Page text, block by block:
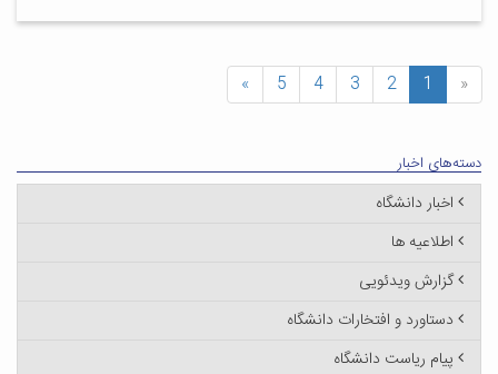
«
1
2
3
4
5
»
دسته‌های اخبار
اخبار دانشگاه
اطلاعیه ها
گزارش ویدئویی
دستاورد و افتخارات دانشگاه
پیام ریاست دانشگاه